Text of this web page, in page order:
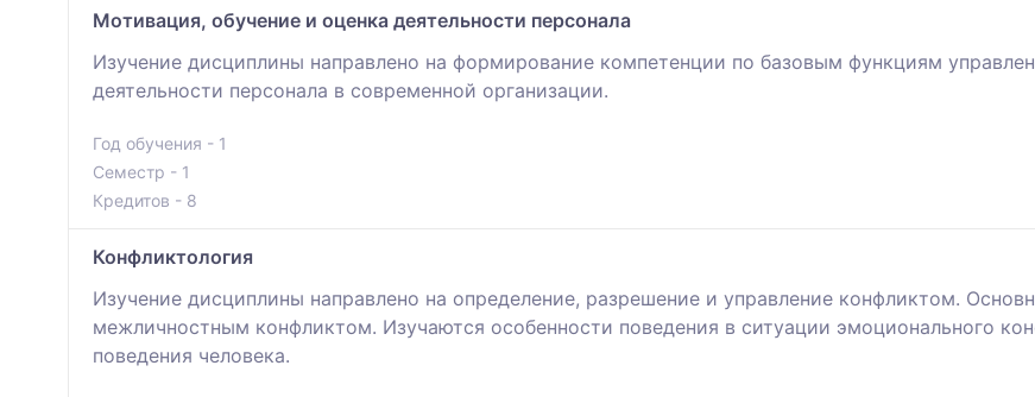
Мотивация, обучение и оценка деятельности персонала
Изучение дисциплины направлено на формирование компетенции по базовым функциям
деятельности персонала в современной организации.
Год обучения - 1
Семестр - 1
Кредитов - 8
Конфликтология
Изучение дисциплины направлено на определение, разрешение и управление конфликтом.
межличностным конфликтом. Изучаются особенности поведения в ситуации эмоционального
поведения человека.